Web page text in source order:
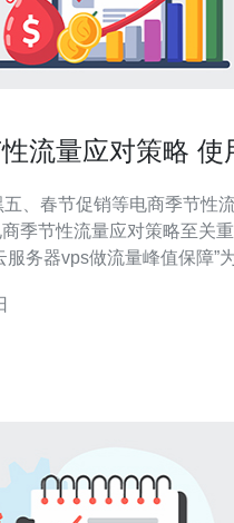
流量应对策略 使
、春节促销等电商季节性
季节性流量应对策略至关
服务器vps做流量峰值保障”
险 季节性